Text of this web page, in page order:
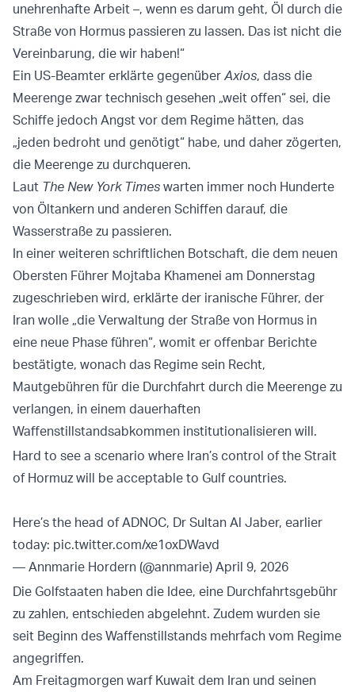
unehrenhafte Arbeit –, wenn es darum geht, Öl durch die
Straße von Hormus passieren zu lassen. Das ist nicht die
Vereinbarung, die wir haben!“
Ein US-Beamter erklärte gegenüberAxios, dass die
Meerenge zwar technisch gesehen „weit offen“ sei, die
Schiffe jedoch Angst vor dem Regime hätten, das
„jeden bedroht und genötigt“ habe, und daher zögerten,
die Meerenge zu durchqueren.
Laut The New York Times warten immer noch Hunderte
von Öltankern und anderen Schiffen darauf, die
Wasserstraße zu passieren.
In einer weiteren schriftlichen Botschaft, die dem neuen
Obersten Führer Mojtaba Khamenei am Donnerstag
zugeschrieben wird, erklärte der iranische Führer, der
Iran wolle „die Verwaltung der Straße von Hormus in
eine neue Phase führen“, womit er offenbar Berichte
bestätigte, wonach das Regime sein Recht,
Mautgebühren für die Durchfahrt durch die Meerenge zu
verlangen, in einem dauerhaften
Waffenstillstandsabkommen institutionalisieren will.
Hard to see a scenario where Iran’s control of the Strait
of Hormuz will be acceptable to Gulf countries.
Here’s the head of ADNOC, Dr Sultan Al Jaber, earlier
today: pic.twitter.com/xe1oxDWavd
— Annmarie Hordern (@annmarie) April 9, 2026
Die Golfstaaten haben die Idee, eine Durchfahrtsgebühr
zu zahlen, entschieden abgelehnt. Zudem wurden sie
seit Beginn des Waffenstillstands mehrfach vom Regime
angegriffen.
Am Freitagmorgen warf Kuwait dem Iran und seinen